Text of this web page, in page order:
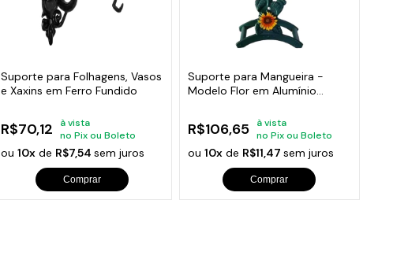
Suporte para Folhagens, Vasos
e Xaxins em Ferro Fundido
R$70,12
à vista
no Pix ou Boleto
ou 10xde R$7,54 sem juros
Comprar
Suporte para Mangueira -
Modelo Flor em Alumínio
R$106,65
à vista
no Pix ou Boleto
ou10x de R$11,47sem juros
Comprar